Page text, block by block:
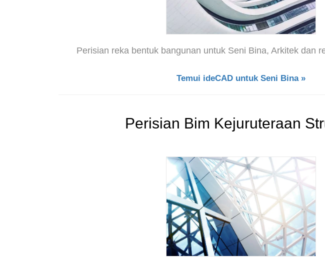
Perisian reka bentuk bangunan untuk Seni Bina, Arkitek dan
Temui ideCAD untuk Seni Bina »
Perisian Bim Kejuruteraan